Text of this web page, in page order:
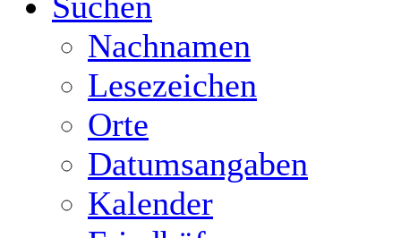
Nachnamen
Lesezeichen
Orte
Datumsangaben
Kalender